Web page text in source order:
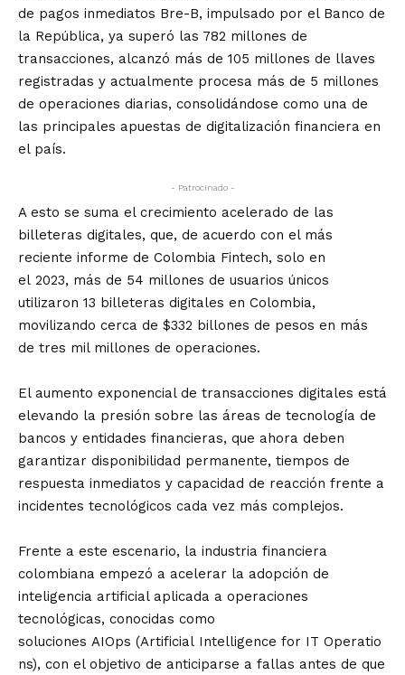
de pagos inmediatos Bre-B, impulsado por el Banco de
la República, ya superó las 782 millones de
transacciones, alcanzó más de 105 millones de llaves
registradas y actualmente procesa más de 5 millones
de operaciones diarias, consolidándose como una de
las principales apuestas de digitalización financiera en
el país.
- Patrocinado -
A esto se suma el crecimiento acelerado de las
billeteras digitales, que, de acuerdo con el más
reciente informe de Colombia Fintech, solo en
el 2023, más de 54 millones de usuarios únicos
utilizaron 13 billeteras digitales en Colombia,
movilizando cerca de $332 billones de pesos en más
de tres mil millones de operaciones.
El aumento exponencial de transacciones digitales está
elevando la presión sobre las áreas de tecnología de
bancos y entidades financieras, que ahora deben
garantizar disponibilidad permanente, tiempos de
respuesta inmediatos y capacidad de reacción frente a
incidentes tecnológicos cada vez más complejos.
Frente a este escenario, la industria financiera
colombiana empezó a acelerar la adopción de
inteligencia artificial aplicada a operaciones
tecnológicas, conocidas como
soluciones AIOps (Artificial Intelligence for IT Operatio
ns), con el objetivo de anticiparse a fallas antes de que